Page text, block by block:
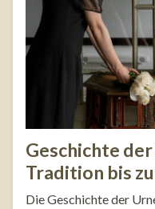
Geschichte
Tradition bis
Die Geschichte der